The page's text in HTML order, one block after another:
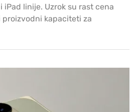
iPad linije. Uzrok su rast cena
kapaciteti za